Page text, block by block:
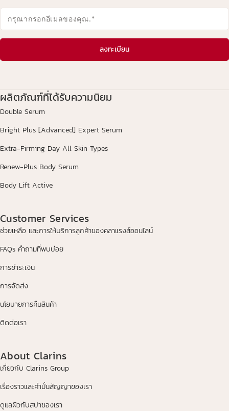
กรุณากรอกอีเมลของคุณ.*
ลงทะเบียน
ผลิตภัณฑ์ที่ได้รับความนิยม
Double Serum
Bright Plus [Advanced] Expert Serum
Extra-Firming Day All Skin Types
Renew-Plus Body Serum
Body Lift Active
Customer Services
ช่วยเหลือ และการให้บริการลูกค้าของคลาแรงส์ออนไลน์
FAQs คำถามที่พบบ่อย
การชำระเงิน
การจัดส่ง
นโยบายการคืนสินค้า
ติดต่อเรา
About Clarins
เกี่ยวกับ Clarins Group
เรื่องราวและคำมั่นสัญญาของเรา
ดูแลผิวกับสปาของเรา